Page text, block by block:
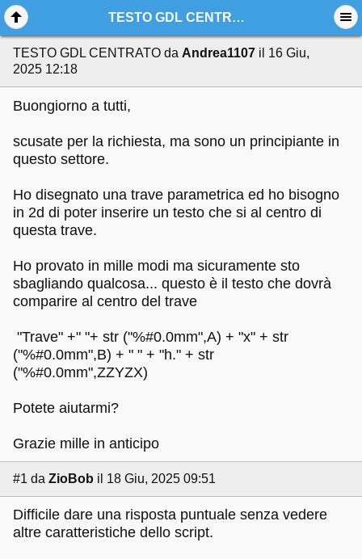
TESTO GDL CENTRATO
TESTO GDL CENTRATO da Andrea1107 il 16 Giu,
2025 12:18
Buongiorno a tutti,
scusate per la richiesta, ma sono un principiante in
questo settore.
Ho disegnato una trave parametrica ed ho bisogno
in 2d di poter inserire un testo che si al centro di
questa trave.
Ho provato in mille modi ma sicuramente sto
sbagliando qualcosa... questo è il testo che dovrà
comparire al centro del trave
"Trave" +" "+ str ("%#0.0mm",A) + "x" + str
("%#0.0mm",B) + " " + "h." + str
("%#0.0mm",ZZYZX)
Potete aiutarmi?
Grazie mille in anticipo
#1 da ZioBob il 18 Giu, 2025 09:51
Difficile dare una risposta puntuale senza vedere
altre caratteristiche dello script.